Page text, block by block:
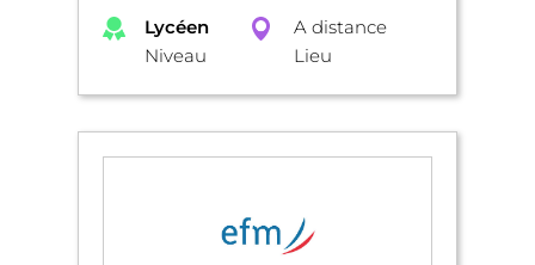
Lycéen
Niveau
A distance
Lieu